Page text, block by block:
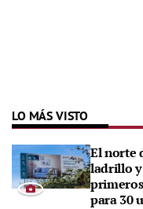
LO MÁS VISTO
El norte
ladrillo y
para 30